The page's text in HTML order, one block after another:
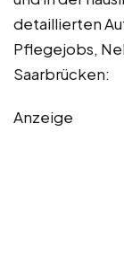
detaillierten
Pflegejobs,
Saarbrücken:
Anzeige